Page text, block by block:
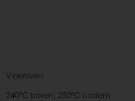
Vloeroven
240°C boven, 250°C bodem